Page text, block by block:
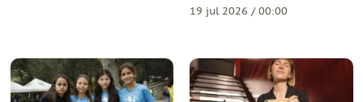
19 jul 2026 / 00:00